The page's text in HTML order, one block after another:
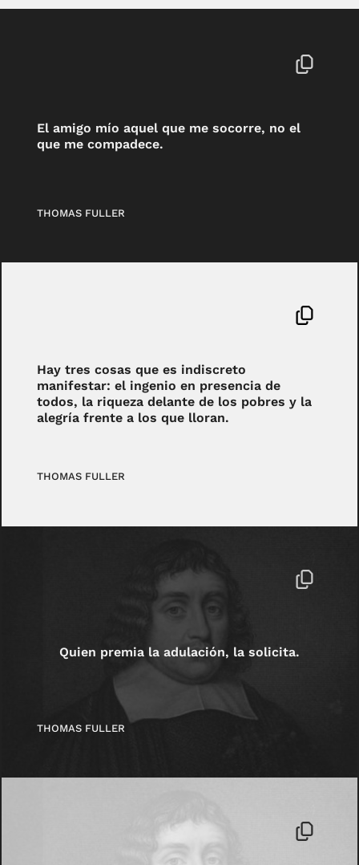
El amigo mío aquel que me socorre, no el
que me compadece.
THOMAS FULLER
Hay tres cosas que es indiscreto
manifestar: el ingenio en presencia de
todos, la riqueza delante de los pobres y la
alegría frente a los que lloran.
THOMAS FULLER
Quien premia la adulación, la solicita.
THOMAS FULLER